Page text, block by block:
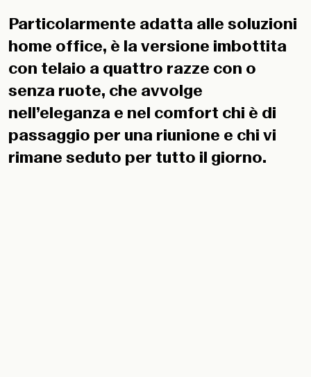
Particolarmente adatta alle soluzioni
home office, è la versione imbottita
con telaio a quattro razze con o
senza ruote, che avvolge
nell’eleganza e nel comfort chi è di
passaggio per una riunione e chi vi
rimane seduto per tutto il giorno.